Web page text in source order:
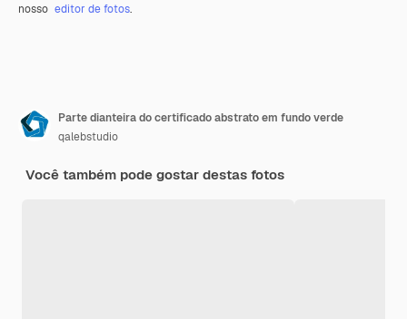
nosso editor de fotos.
Parte dianteira do certificado abstrato em fundo verde
qalebstudio
Você também pode gostar destas fotos